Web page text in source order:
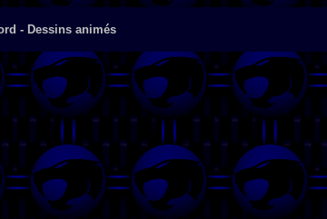
- Dessins animés